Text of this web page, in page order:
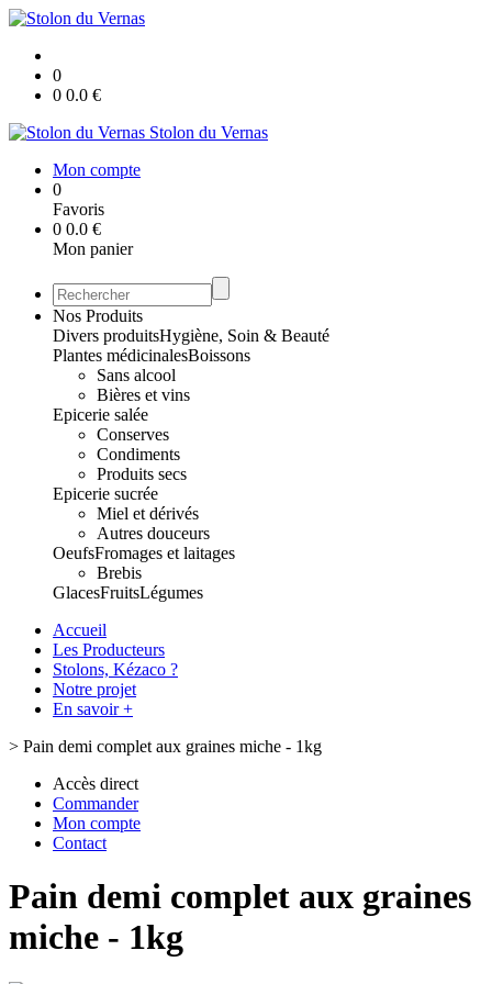
0
0 0.0 €
Stolon du Vernas
Mon compte
0
Favoris
0 0.0 €
Mon panier
Nos Produits
Divers produitsHygiène, Soin & Beauté
Plantes médicinalesBoissons
Sans alcool
Bières et vins
Epicerie salée
Conserves
Condiments
Produits secs
Epicerie sucrée
Miel et dérivés
Autres douceurs
OeufsFromages et laitages
Brebis
GlacesFruitsLégumes
Accueil
Les Producteurs
Stolons, Kézaco ?
Notre projet
En savoir +
> Pain demi complet aux graines miche - 1kg
Accès direct
Commander
Mon compte
Contact
Pain demi complet aux graines
miche - 1kg